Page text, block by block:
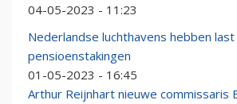
04-05-2023 - 11:23
Nederlandse luchthavens hebben last
pensioenstakingen
01-05-2023 - 16:45
Arthur Reijnhart nieuwe commissaris